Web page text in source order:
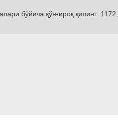
бўйича қўнғироқ қилинг: 1172,